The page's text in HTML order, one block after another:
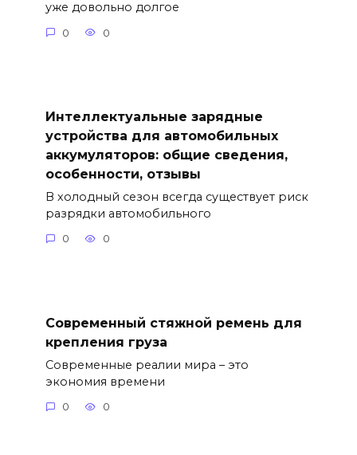
уже довольно долгое
0 0
Интеллектуальные зарядные
устройства для автомобильных
аккумуляторов: общие сведения,
особенности, отзывы
В холодный сезон всегда существует риск
разрядки автомобильного
0 0
Современный стяжной ремень для
крепления груза
Современные реалии мира – это
экономия времени
0 0